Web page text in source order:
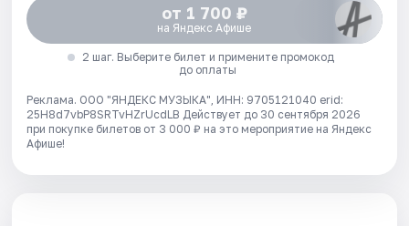
от 1 700 ₽
на Яндекс Афише
2 шаг. Выберите билет и примените промокод
до оплаты
Реклама. ООО "ЯНДЕКС МУЗЫКА", ИНН: 9705121040 erid:
25H8d7vbP8SRTvHZrUcdLB Действует до 30 сентября 2026
при покупке билетов от 3 000 ₽ на это мероприятие на Яндекс
Афише!